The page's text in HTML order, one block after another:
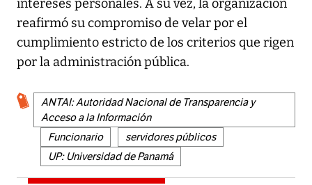
intereses personales. A su vez, la organización
reafirmó su compromiso de velar por el
cumplimiento estricto de los criterios que rigen
por la administración pública.
ANTAI: Autoridad Nacional de Transparencia y
Acceso a la Información
Funcionario
servidores públicos
UP: Universidad de Panamá